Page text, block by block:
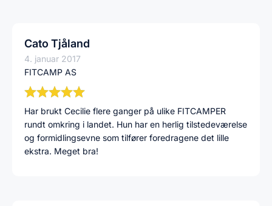
Cato Tjåland
4. januar 2017
FITCAMP AS
Har brukt Cecilie flere ganger på ulike FITCAMPER
rundt omkring i landet. Hun har en herlig tilstedeværelse
og formidlingsevne som tilfører foredragene det lille
ekstra. Meget bra!